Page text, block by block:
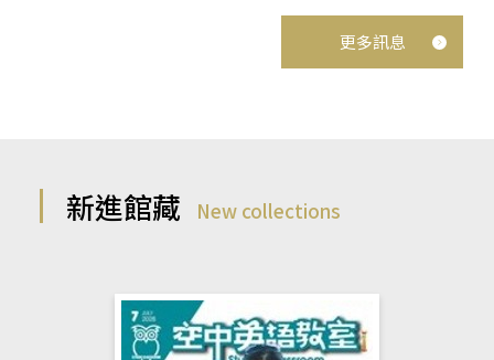
更多訊息
新進館藏 New collections